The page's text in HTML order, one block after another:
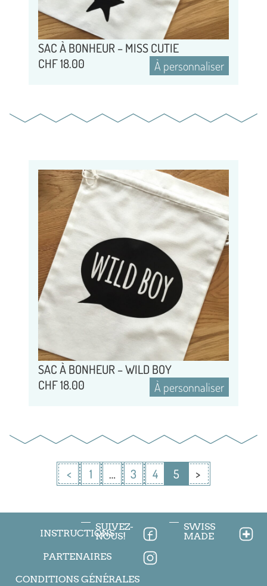
SAC À BONHEUR – MISS CUTIE
CHF18.00 À personnaliser
SAC À BONHEUR – WILD BOY
CHF18.00 À personnaliser
< 1 … 3 4 5 >
INSTRUCTIONS
PARTENAIRES
CONDITIONS GÉNÉRALES
SUIVEZ-
NOUS!
SWISS
MADE